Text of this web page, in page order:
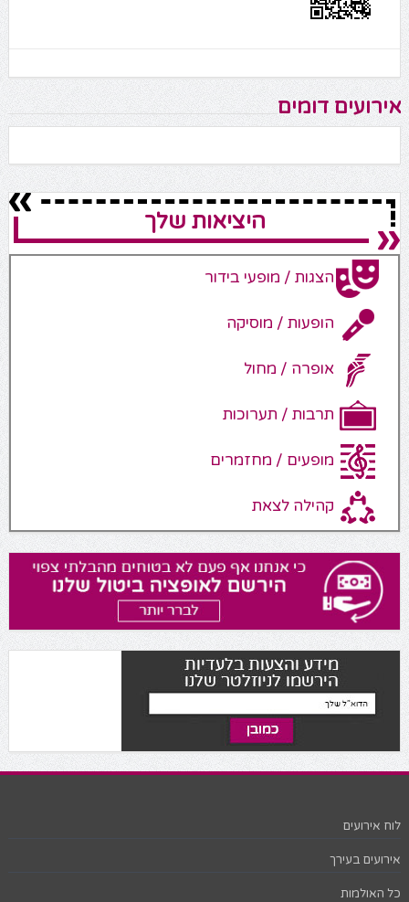
אירועים דומים
היציאות שלך
הצגות / מופעי בידור
הופעות / מוסיקה
אופרה / מחול
תרבות / תערוכות
מופעים / מחזמרים
קהילה לצאת
לוח אירועים
אירועים בעירך
כל האולמות